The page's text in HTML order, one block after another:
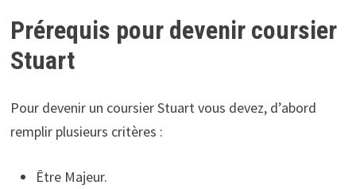
Prérequis pour devenir coursier
Stuart
Pour devenir un coursier Stuart vous devez, d’abord
remplir plusieurs critères :
Être Majeur.